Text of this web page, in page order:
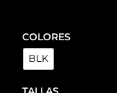
COLORES
BLK